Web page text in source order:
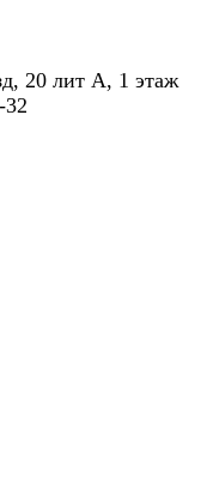
20 лит А, 1 этаж
32